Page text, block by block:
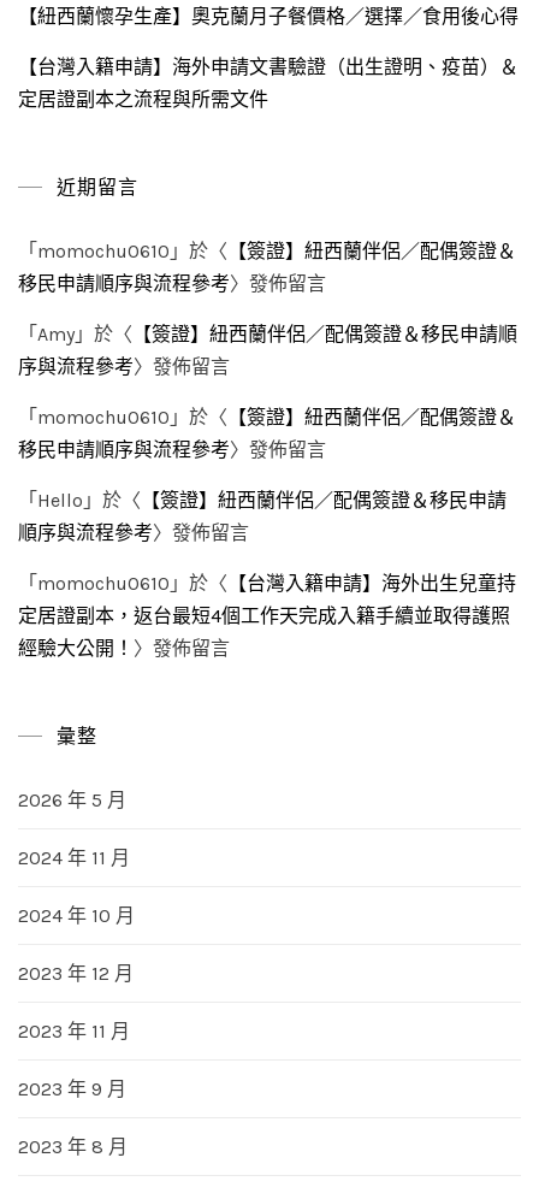
【紐西蘭懷孕生產】奧克蘭月子餐價格／選擇／食用後心得
【台灣入籍申請】海外申請文書驗證（出生證明、疫苗）＆
定居證副本之流程與所需文件
近期留言
「 momochu0610 」於〈 【簽證】紐西蘭伴侶／配偶簽證＆
移民申請順序與流程參考〉發佈留言
「 Amy 」於〈 【簽證】紐西蘭伴侶／配偶簽證＆移民申請順
序與流程參考〉發佈留言
「 momochu0610 」於〈 【簽證】紐西蘭伴侶／配偶簽證＆
移民申請順序與流程參考〉發佈留言
「 Hello 」於〈 【簽證】紐西蘭伴侶／配偶簽證＆移民申請
順序與流程參考〉發佈留言
「 momochu0610 」於〈 【台灣入籍申請】海外出生兒童持
定居證副本，返台最短4個工作天完成入籍手續並取得護照
經驗大公開！ 〉發佈留言
彙整
2026 年 5 月
2024 年 11 月
2024 年 10 月
2023 年 12 月
2023 年 11 月
2023 年 9 月
2023 年 8 月